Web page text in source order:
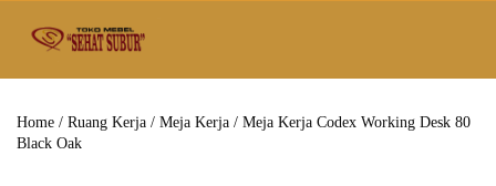
Home / Ruang Kerja / Meja Kerja / Meja Kerja Codex Working Desk 80
Black Oak